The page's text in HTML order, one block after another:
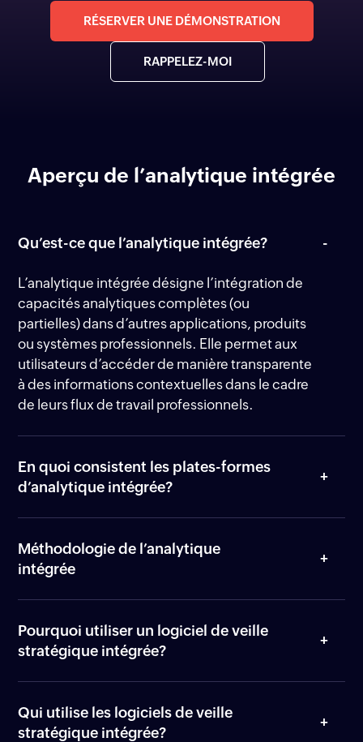
RÉSERVER UNE DÉMONSTRATION
RAPPELEZ-MOI
Aperçu de l’analytique intégrée
Qu’est-ce que l’analytique intégrée?
L’analytique intégrée désigne l’intégration de
capacités analytiques complètes (ou
partielles) dans d’autres applications, produits
ou systèmes professionnels. Elle permet aux
utilisateurs d’accéder de manière transparente
à des informations contextuelles dans le cadre
de leurs flux de travail professionnels.
En quoi consistent les plates-formes
d’analytique intégrée?
Méthodologie de l’analytique
intégrée
Pourquoi utiliser un logiciel de veille
stratégique intégrée?
Qui utilise les logiciels de veille
stratégique intégrée?